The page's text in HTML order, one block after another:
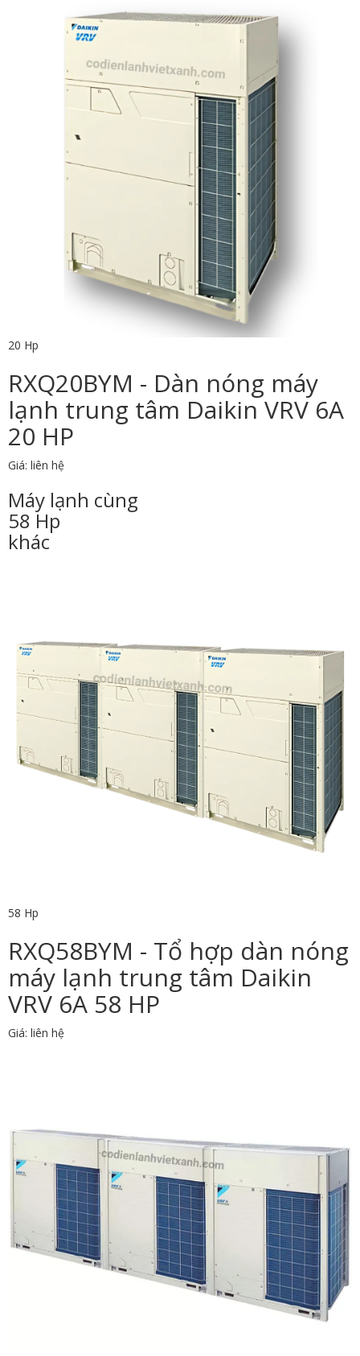
20 Hp
RXQ20BYM - Dàn nóng máy
lạnh trung tâm Daikin VRV 6A
20 HP
Giá: liên hệ
Máy lạnh cùng
58 Hp
khác
58 Hp
RXQ58BYM - Tổ hợp dàn nóng
máy lạnh trung tâm Daikin
VRV 6A 58 HP
Giá: liên hệ